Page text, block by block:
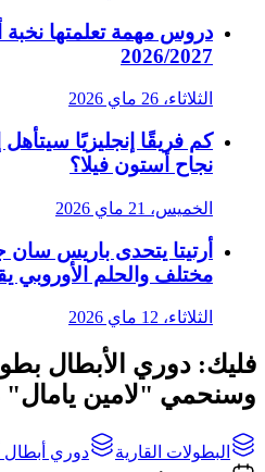
دروس مهمة تعلمتها نخبة
2026/2027
الثلاثاء، 26 ماي 2026
كم فريقًا إنجليزيًا
نجاح أستون فيلا؟
الخميس، 21 ماي 2026
أرتيتا يتحدى باريس
مختلف والحلم الأوروبي
الثلاثاء، 12 ماي 2026
فليك: دوري الأبطال
وسنحمي "لامين يامال"
البطولات القارية
دوري أبطال